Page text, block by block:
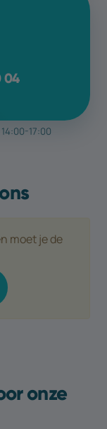
moet je de
04
17:00
onze